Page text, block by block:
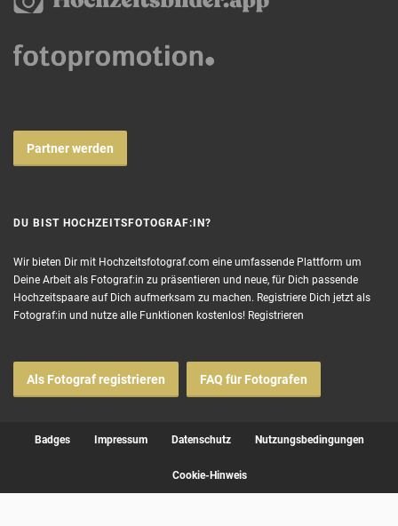
Partner werden
DU BIST HOCHZEITSFOTOGRAF:IN?
Wir bieten Dir mit Hochzeitsfotograf.com eine umfassende Plattform um
Deine Arbeit als Fotograf:in zu präsentieren und neue, für Dich passende
Hochzeitspaare auf Dich aufmerksam zu machen. Registriere Dich jetzt als
Fotograf:in und nutze alle Funktionen kostenlos! Registrieren
Als Fotograf registrieren FAQ für Fotografen
Badges Impressum Datenschutz Nutzungsbedingungen
Cookie-Hinweis